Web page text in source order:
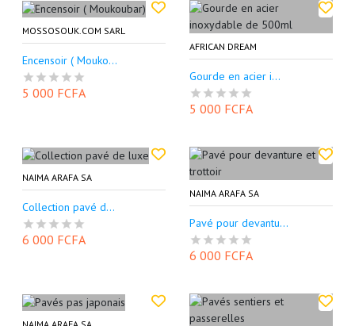
MOSSOSOUK.COM SARL
Encensoir ( Mouko...
5 000 FCFA
AFRICAN DREAM
Gourde en acier i...
5 000 FCFA
NAIMA ARAFA SA
Collection pavé d...
6 000 FCFA
NAIMA ARAFA SA
Pavé pour devantu...
6 000 FCFA